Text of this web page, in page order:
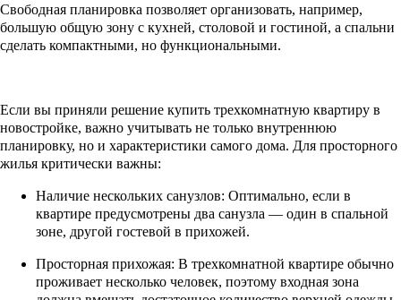
Свободная планировка позволяет организовать, например,
большую общую зону с кухней, столовой и гостиной, а спальни
сделать компактными, но функциональными.
Если вы приняли решение купить трехкомнатную квартиру в
новостройке, важно учитывать не только внутреннюю
планировку, но и характеристики самого дома. Для просторного
жилья критически важны:
Наличие нескольких санузлов: Оптимально, если в
квартире предусмотрены два санузла — один в спальной
зоне, другой гостевой в прихожей.
Просторная прихожая: В трехкомнатной квартире обычно
проживает несколько человек, поэтому входная зона